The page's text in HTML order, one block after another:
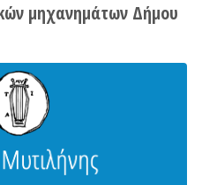
μηχανημάτων Δήμου